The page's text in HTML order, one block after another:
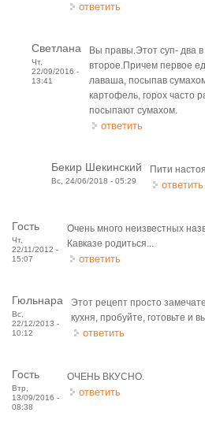
ответить
Светлана
Чт,
22/09/2016 -
13:41
Вы правы.Этот суп- два
второе.Причем первое
лаваша, посыпав
картофель, горох часто
посыпают сумахом.
ответить
Бекир Шекинский
Вс, 24/06/2018 - 05:29
Пити
ответить
Гость
Чт,
22/11/2012 -
15:07
Очень много неизвестных
Кавказе родиться...
ответить
Гюльнара
Вс,
22/12/2013 -
10:12
Этот рецепт просто
кухня, пробуйте, готовьте и
ответить
Гость
Втр,
13/09/2016 -
08:38
ОЧЕНЬ ВКУСНО.
ответить